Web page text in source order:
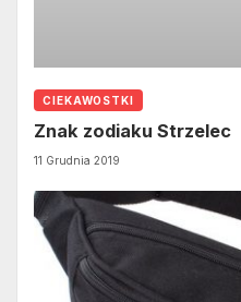
CIEKAWOSTKI
Znak zodiaku Strzelec
11 Grudnia 2019